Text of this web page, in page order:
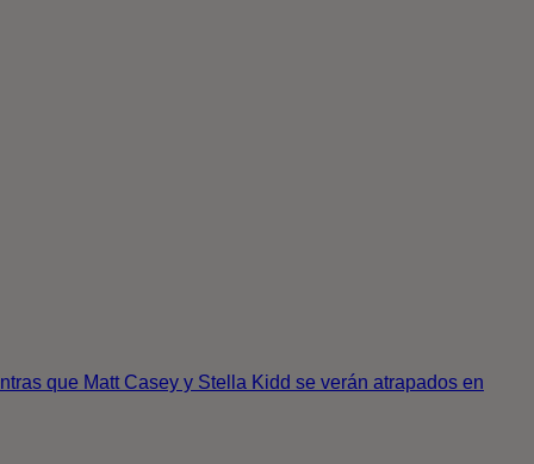
que Matt Casey y Stella Kidd se verán atrapados en